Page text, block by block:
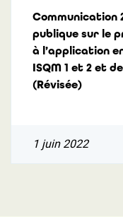
Communication
publique sur le
à l’application
ISQM 1 et 2 et
(Révisée)
1 juin 2022